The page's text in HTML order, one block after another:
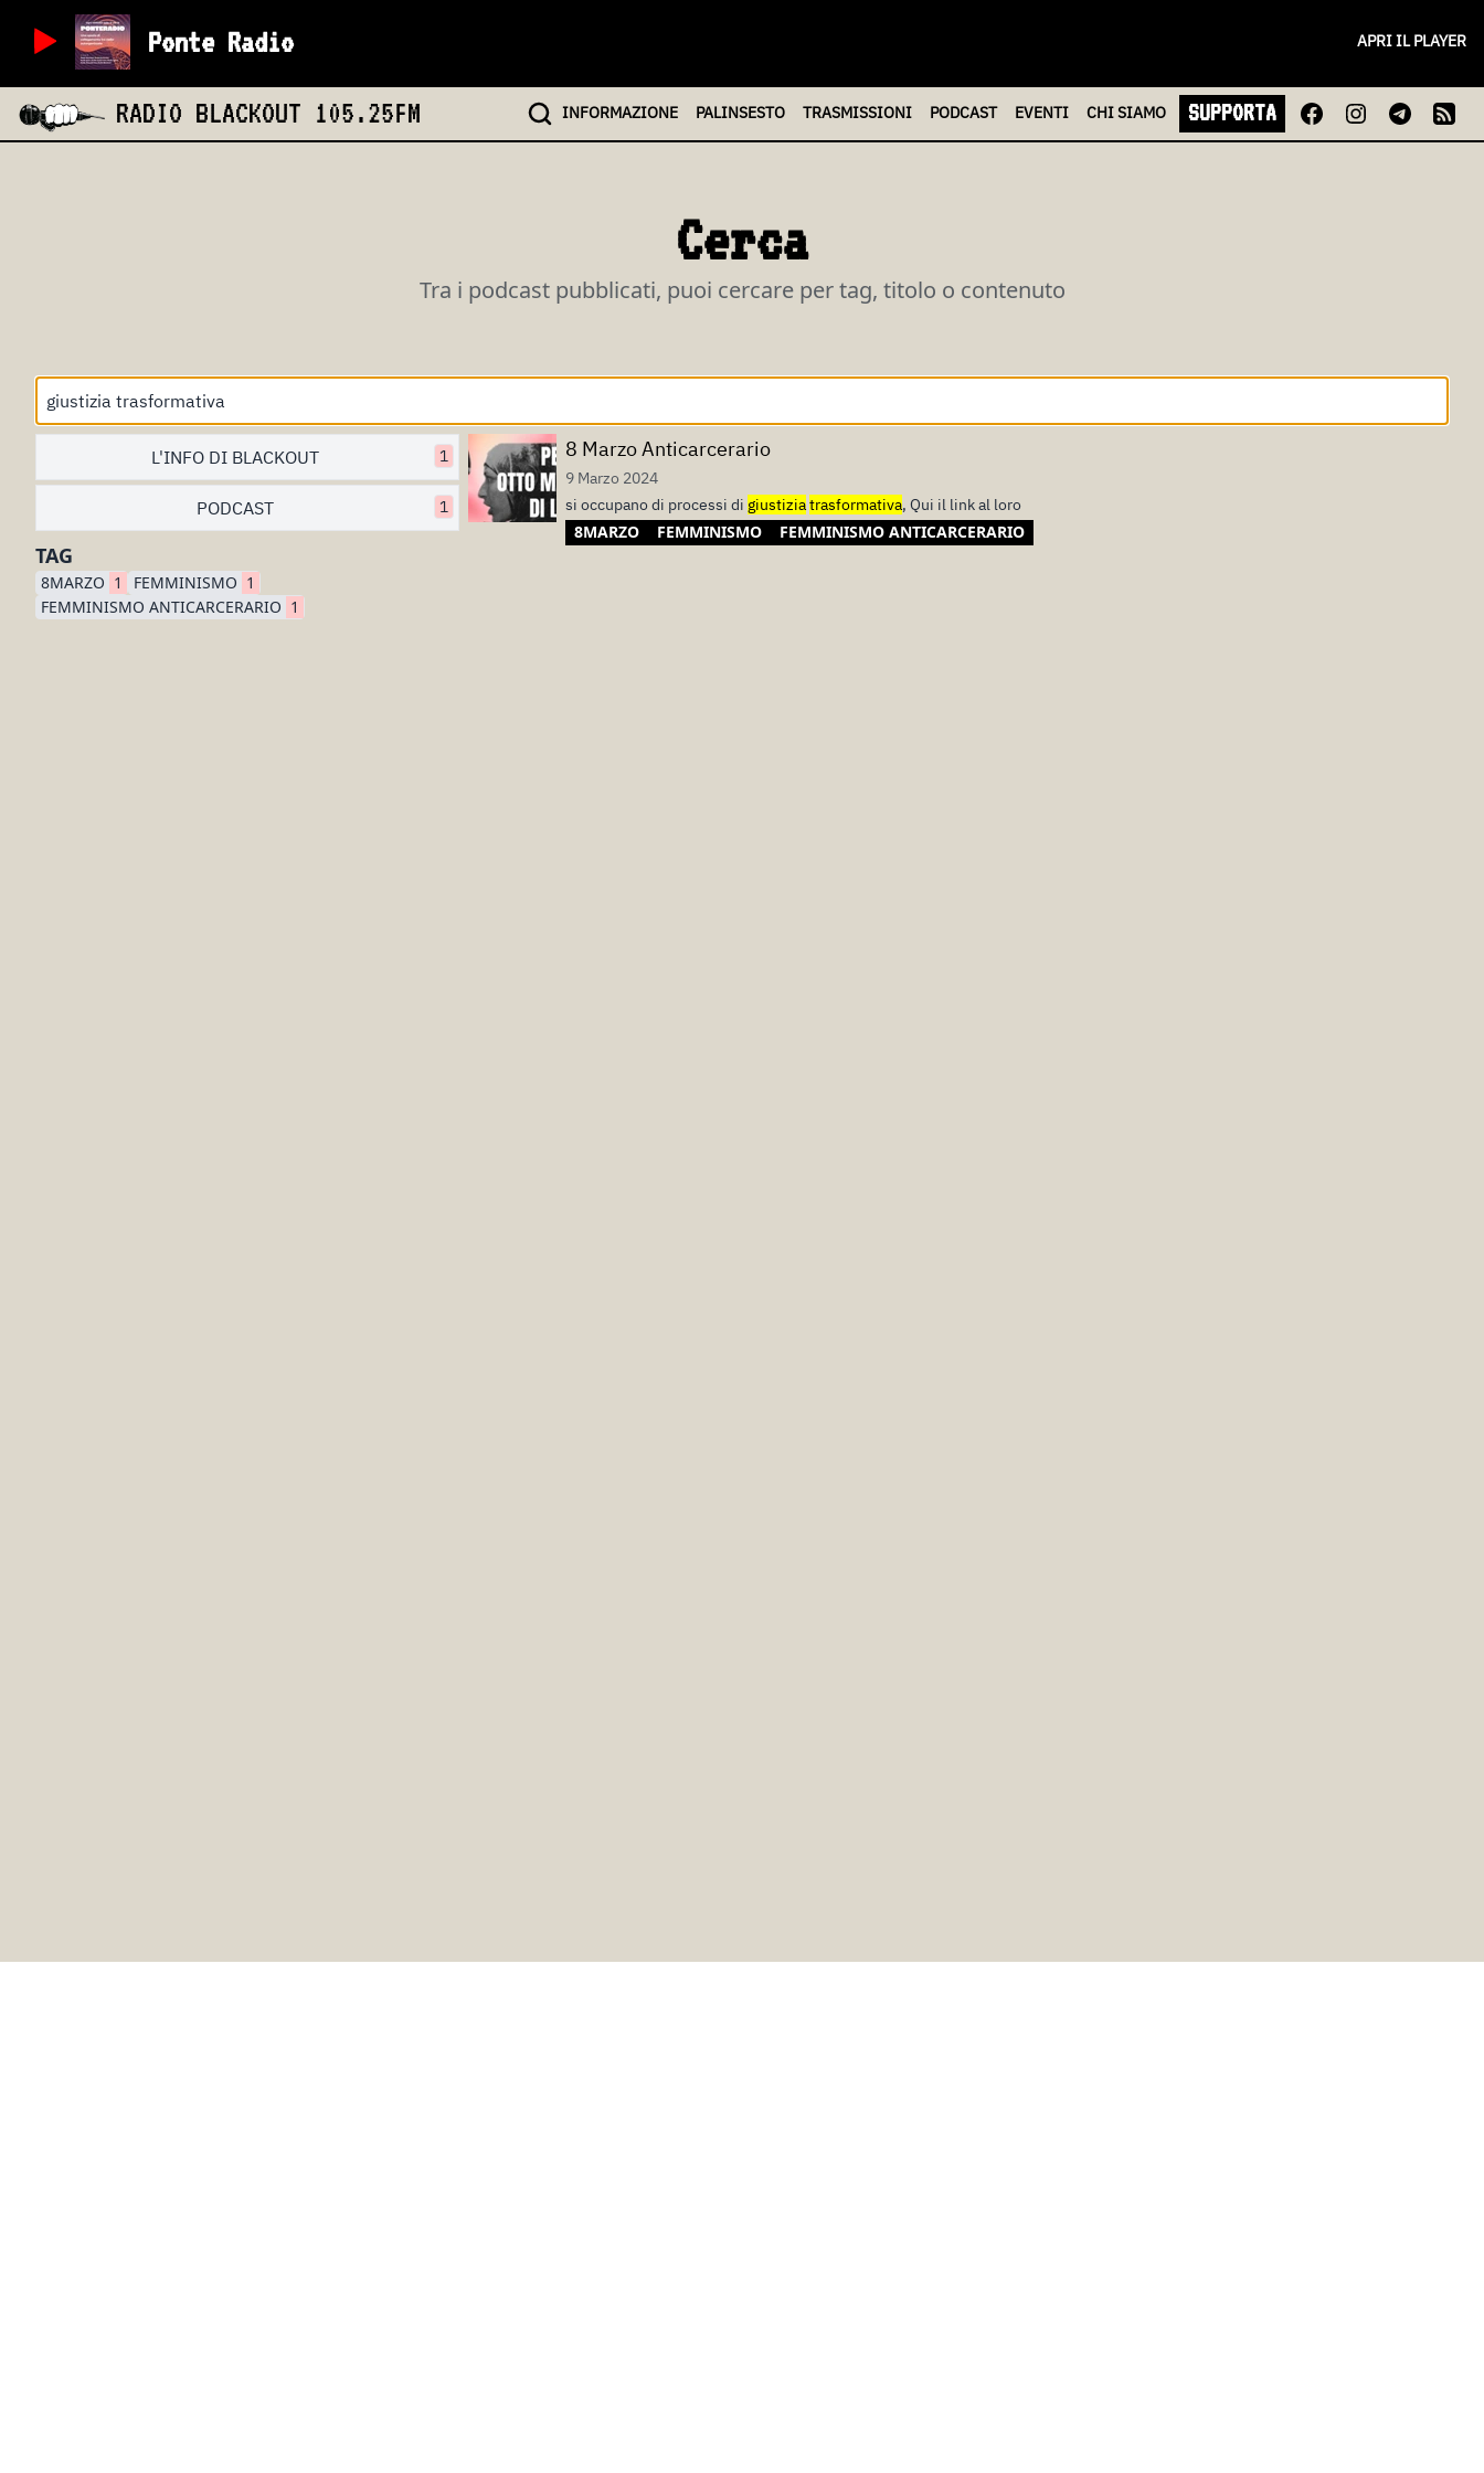
Ponte Radio APRI IL PLAYER
RADIO BLACKOUT 105.25FM INFORMAZIONE PALINSESTO TRASMISSIONI PODCAST EVENTI CHISIAMO SUPPORTA
Cerca
Tra i podcast pubblicati, puoi cercare per tag, titolo o contenuto
L'INFO DI BLACKOUT 1
PODCAST 1
TAG
8MARZO 1 FEMMINISMO 1
FEMMINISMO ANTICARCERARIO 1
8 Marzo Anticarcerario
9 Marzo 2024
si occupano di processi di giustiziatrasformativa, Qui il link al loro
8MARZO FEMMINISMO FEMMINISMO ANTICARCERARIO